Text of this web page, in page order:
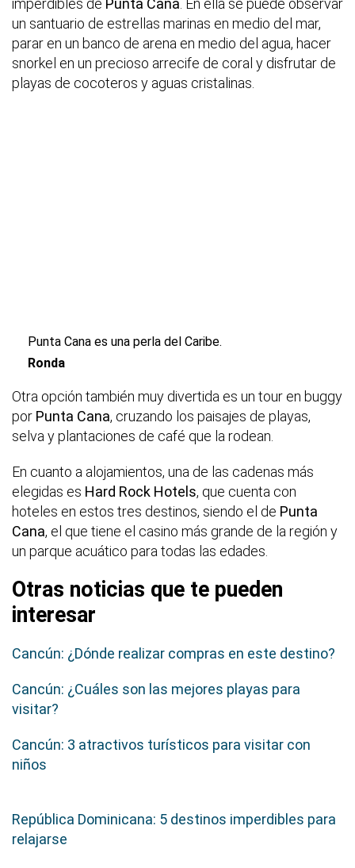
un santuario de estrellas marinas en medio del mar,
parar en un banco de arena en medio del agua, hacer
snorkel en un precioso arrecife de coral y disfrutar de
playas de cocoteros y aguas cristalinas.
Punta Cana es una perla del Caribe.
Ronda
Otra opción también muy divertida es un tour en buggy
por Punta Cana, cruzando los paisajes de playas,
selva y plantaciones de café que la rodean.
En cuanto a alojamientos, una de las cadenas más
elegidas es Hard Rock Hotels, que cuenta con
hoteles en estos tres destinos, siendo el de Punta
Cana, el que tiene el casino más grande de la región y
un parque acuático para todas las edades.
Otras noticias que te pueden
interesar
Cancún: ¿Dónde realizar compras en este destino?
Cancún: ¿Cuáles son las mejores playas para
visitar?
Cancún: 3 atractivos turísticos para visitar con
niños
República Dominicana: 5 destinos imperdibles para
relajarse